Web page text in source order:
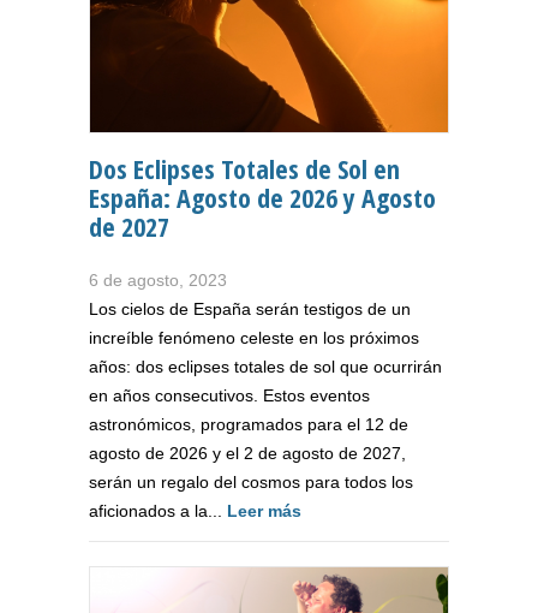
Dos Eclipses Totales de Sol en
España: Agosto de 2026 y Agosto
de 2027
6 de agosto, 2023
Los cielos de España serán testigos de un
increíble fenómeno celeste en los próximos
años: dos eclipses totales de sol que ocurrirán
en años consecutivos. Estos eventos
astronómicos, programados para el 12 de
agosto de 2026 y el 2 de agosto de 2027,
serán un regalo del cosmos para todos los
aficionados a la... Leer más